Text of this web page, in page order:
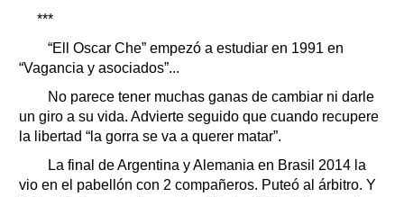
***
“Ell Oscar Che” empezó a estudiar en 1991 en
“Vagancia y asociados”...
No parece tener muchas ganas de cambiar ni darle
un giro a su vida. Advierte seguido que cuando recupere
la libertad “la gorra se va a querer matar”.
La final de Argentina y Alemania en Brasil 2014 la
vio en el pabellón con 2 compañeros. Puteó al árbitro. Y